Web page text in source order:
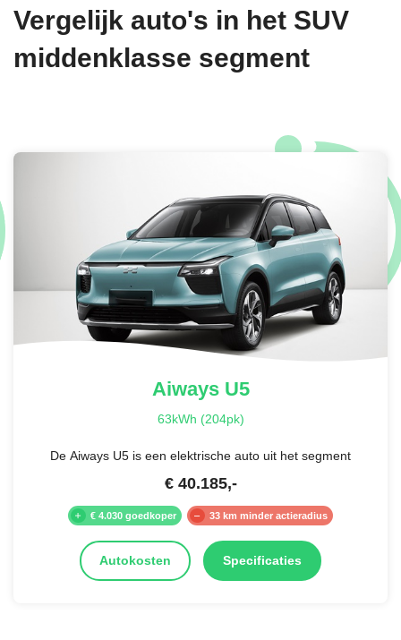
Vergelijk auto's in het SUV
middenklasse segment
AiwaysU5
63kWh (204pk)
De Aiways U5 is een elektrische auto uit het segment
€ 40.185,-
€ 4.030 goedkoper 33 km minder actieradius
Autokosten Specificaties